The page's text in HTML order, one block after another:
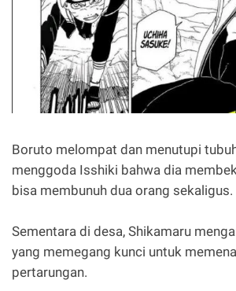
Boruto melompat dan menutupi
menggoda Isshiki bahwa dia
bisa membunuh dua orang sekaligus.
Sementara di desa, Shikamaru
yang memegang kunci untuk
pertarungan.